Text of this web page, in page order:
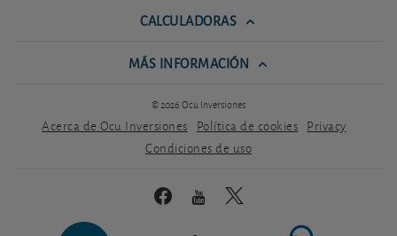
CALCULADORAS
MÁS INFORMACIÓN
© 2026 Ocu Inversiones
Acerca de Ocu Inversiones Política de cookies Privacy
Condiciones de uso